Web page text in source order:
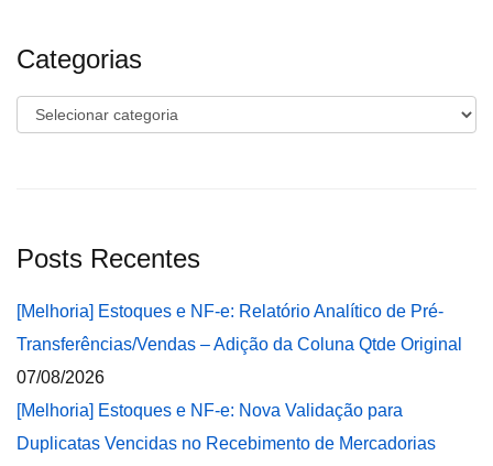
Categorias
Categorias
Posts Recentes
[Melhoria] Estoques e NF-e: Relatório Analítico de Pré-
Transferências/Vendas – Adição da Coluna Qtde Original
07/08/2026
[Melhoria] Estoques e NF-e: Nova Validação para
Duplicatas Vencidas no Recebimento de Mercadorias